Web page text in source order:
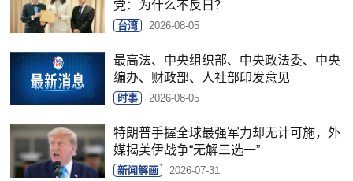
党：为什么不反日？
台湾 2026-08-05
最高法、中央组织部、中央政法委、中央
编办、财政部、人社部印发意见
时事 2026-08-05
特朗普手握全球最强军力却无计可施，外
媒揭美伊战争“无解三选一”
新闻解画 2026-07-31